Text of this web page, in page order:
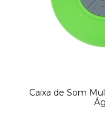
Caixa de Som